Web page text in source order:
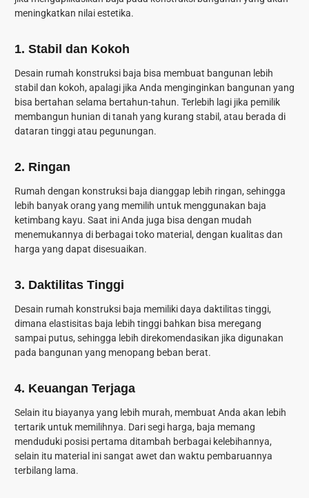
meningkatkan nilai estetika.
1. Stabil dan Kokoh
Desain rumah konstruksi baja bisa membuat bangunan lebih
stabil dan kokoh, apalagi jika Anda menginginkan bangunan yang
bisa bertahan selama bertahun-tahun. Terlebih lagi jika pemilik
membangun hunian di tanah yang kurang stabil, atau berada di
dataran tinggi atau pegunungan.
2. Ringan
Rumah dengan konstruksi baja dianggap lebih ringan, sehingga
lebih banyak orang yang memilih untuk menggunakan baja
ketimbang kayu. Saat ini Anda juga bisa dengan mudah
menemukannya di berbagai toko material, dengan kualitas dan
harga yang dapat disesuaikan.
3. Daktilitas Tinggi
Desain rumah konstruksi baja memiliki daya daktilitas tinggi,
dimana elastisitas baja lebih tinggi bahkan bisa meregang
sampai putus, sehingga lebih direkomendasikan jika digunakan
pada bangunan yang menopang beban berat.
4. Keuangan Terjaga
Selain itu biayanya yang lebih murah, membuat Anda akan lebih
tertarik untuk memilihnya. Dari segi harga, baja memang
menduduki posisi pertama ditambah berbagai kelebihannya,
selain itu material ini sangat awet dan waktu pembaruannya
terbilang lama.